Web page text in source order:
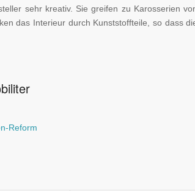
sehr kreativ. Sie greifen zu Karosserien
das Interieur durch Kunststoffteile, so dass
Reform